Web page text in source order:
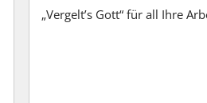
„Vergelt’s Gott“ für all Ihre